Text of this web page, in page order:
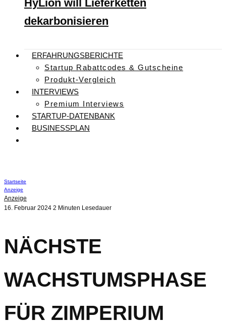
HyLion will Lieferketten
dekarbonisieren
ERFAHRUNGSBERICHTE
Startup Rabattcodes & Gutscheine
Produkt-Vergleich
INTERVIEWS
Premium Interviews
STARTUP-DATENBANK
BUSINESSPLAN
Startseite
Anzeige
Anzeige
16. Februar 2024 2 Minuten Lesedauer
NÄCHSTE
WACHSTUMSPHASE
FÜR ZIMPERIUM